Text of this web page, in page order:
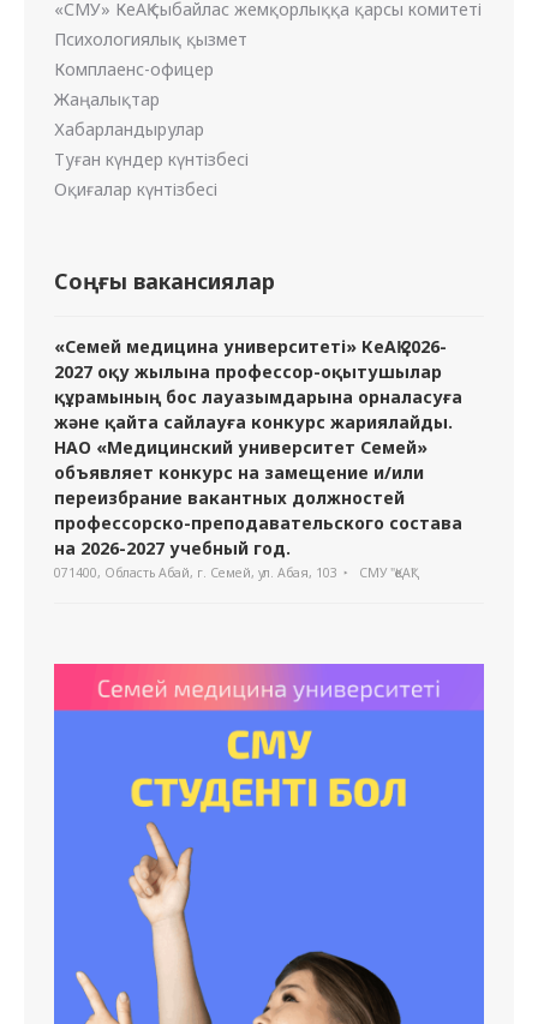
«СМУ» КеАҚ сыбайлас жемқорлыққа қарсы комитеті
Психологиялық қызмет
Комплаенс-офицер
Жаңалықтар
Хабарландырулар
Туған күндер күнтізбесі
Оқиғалар күнтізбесі
Соңғы вакансиялар
«Семей медицина университеті» КеАҚ 2026-
2027 оқу жылына профессор-оқытушылар
құрамының бос лауазымдарына орналасуға
және қайта сайлауға конкурс жариялайды.
НАО «Медицинский университет Семей»
объявляет конкурс на замещение и/или
переизбрание вакантных должностей
профессорско-преподавательского состава
на 2026-2027 учебный год.
071400, Область Абай, г. Семей, ул. Абая, 103 СМУ "ҚеАҚ"